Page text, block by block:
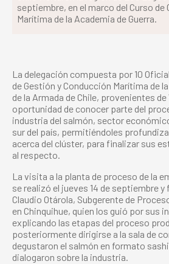
septiembre, en el marco del Curso de
Marítima de la Academia de Guerra.
La delegación compuesta por 10
de Gestión y Conducción Marítima de
de la Armada de Chile, provenientes
oportunidad de conocer parte del
industria del salmón, sector
sur del país, permitiéndoles
acerca del clúster, para finalizar sus
al respecto.
La visita a la planta de proceso de la
se realizó el jueves 14 de septiembre
Claudio Otárola, Subgerente de
en Chinquihue, quien los guió por sus
explicando las etapas del proceso
posteriormente dirigirse a la sala de
degustaron el salmón en formato
dialogaron sobre la industria.